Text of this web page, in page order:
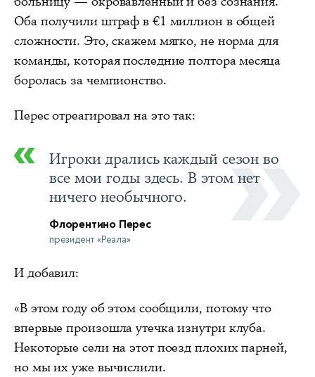
Оба получили штраф в €1 миллион в общей
сложности. Это, скажем мягко, не норма для
команды, которая последние полтора месяца
боролась за чемпионство.
Перес отреагировал на это так:
Игроки дрались каждый сезон во
все мои годы здесь. В этом нет
ничего необычного.
Флорентино Перес
президент «Реала»
И добавил:
«В этом году об этом сообщили, потому что
впервые произошла утечка изнутри клуба.
Некоторые сели на этот поезд плохих парней,
но мы их уже вычислили.